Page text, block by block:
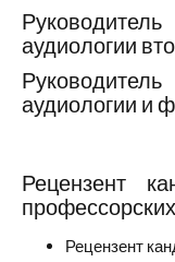
аудиологии
аудиологии и
Рецензент
Рецензент